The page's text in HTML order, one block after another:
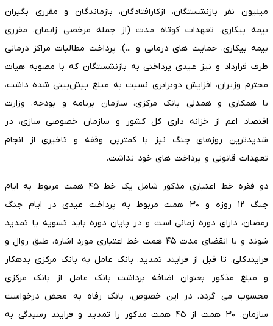
میلیون نفر بازنشستگان، ازکارافتادگان، بازماندگان و مقرری بگیران
بیمه بیکاری، تعهدات کوتاه مدت (از جمله مرخصی زایمان، مقرری
بیمه بیکاری، حمایت های درمانی و ...)، پرداخت مطالبات مراکز درمانی
طرف قرارداد و نیز عیدی پرداختی به بازنشستگان که با مصوبه هیات
محترم وزیران، افزایش دوبرابری نسبت به مبلغ پیش‌بینی شده داشت،
با همکاری و همدلی بانک مرکزی، سازمان برنامه و بودجه، وزارت
اقتصاد اعم از خزانه داری کل کشور و سازمان خصوصی سازی، در
شدیدترین روزهای جنگ نیز با کمترین وقفه و تاخیری از انجام
تعهدات قانونی و پرداخت های خود نداشت.
دو فقره خط اعتباری مذکور شامل یک خط ۴۵ همت مربوط به ایام
جنگ ۱۲ روزه و ۳۰ همت مربوط به پرداخت عیدی در ایام جنگ
رمضان، دارای دوره زمانی است و در پایان دوره باید تسویه یا تمدید
شوند و با انقضای مدت ۴۵ همت خط اعتباری مورد اشاره، طبق روال و
فرایندکلی، تا قبل از فرایند تمدید، بانک عامل به بانک مرکزی بدهکار
و مبلغ مذکور بعنوان اضافه برداشت بانک عامل از بانک مرکزی
محسوب می گردد. در این خصوص، بانک رفاه به محض درخواست
سازمان، ۳۰ همت از ۴۵ همت مذکور را تمدید و فرایند رسیدگی به